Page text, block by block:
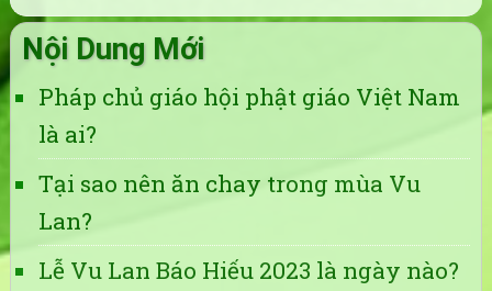
Nội Dung Mới
Pháp chủ giáo hội phật giáo Việt Nam
là ai?
Tại sao nên ăn chay trong mùa Vu
Lan?
Lễ Vu Lan Báo Hiếu 2023 là ngày nào?